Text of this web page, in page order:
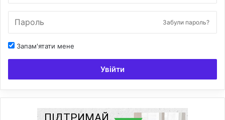
Забули пароль?
Запам'ятати мене
Увійти